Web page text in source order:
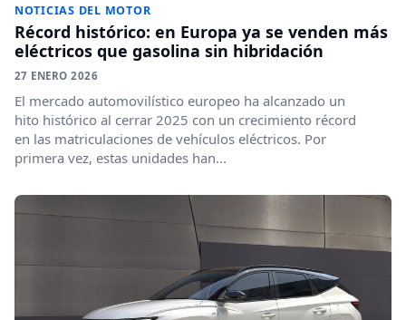
NOTICIAS DEL MOTOR
Récord histórico: en Europa ya se venden más
eléctricos que gasolina sin hibridación
27 ENERO 2026
El mercado automovilístico europeo ha alcanzado un
hito histórico al cerrar 2025 con un crecimiento récord
en las matriculaciones de vehículos eléctricos. Por
primera vez, estas unidades han...